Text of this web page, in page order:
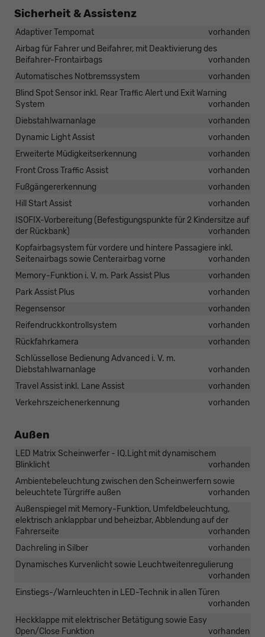
Sicherheit & Assistenz
Adaptiver Tempomat
vorhanden
Airbag für Fahrer und Beifahrer, mit Deaktivierung des
Beifahrer-Frontairbags
vorhanden
Automatisches Notbremssystem
vorhanden
Blind Spot Sensor inkl. Rear Traffic Alert und Exit Warning
System
vorhanden
Diebstahlwarnanlage
vorhanden
Dynamic Light Assist
vorhanden
Erweiterte Müdigkeitserkennung
vorhanden
Front Cross Traffic Assist
vorhanden
Fußgängererkennung
vorhanden
Hill Start Assist
vorhanden
ISOFIX-Vorbereitung (Befestigungspunkte für 2 Kindersitze auf
der Rückbank)
vorhanden
Kopfairbagsystem für vordere und hintere Passagiere inkl.
Seitenairbags sowie Centerairbag vorne
vorhanden
Memory-Funktion i. V. m. Park Assist Plus
vorhanden
Park Assist Plus
vorhanden
Regensensor
vorhanden
Reifendruckkontrollsystem
vorhanden
Rückfahrkamera
vorhanden
Schlüssellose Bedienung Advanced i. V. m.
Diebstahlwarnanlage
vorhanden
Travel Assist inkl. Lane Assist
vorhanden
Verkehrszeichenerkennung
vorhanden
Außen
LED Matrix Scheinwerfer - IQ.Light mit dynamischem
Blinklicht
vorhanden
Ambientebeleuchtung zwischen den Scheinwerfern sowie
beleuchtete Türgriffe außen
vorhanden
Außenspiegel mit Memory-Funktion, Umfeldbeleuchtung,
elektrisch anklappbar und beheizbar, Abblendung auf der
Fahrerseite
vorhanden
Dachreling in Silber
vorhanden
Dynamisches Kurvenlicht sowie Leuchtweitenregulierung
vorhanden
Einstiegs-/Warnleuchten in LED-Technik in allen Türen
vorhanden
Heckklappe mit elektrischer Betätigung sowie Easy
Open/Close Funktion
vorhanden